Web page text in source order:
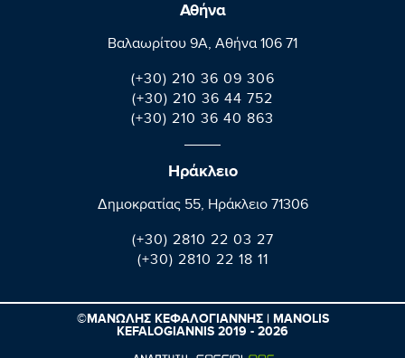
Αθήνα
Βαλαωρίτου 9A, Aθήνα 106 71
(+30) 210 36 09 306
(+30) 210 36 44 752
(+30) 210 36 40 863
Ηράκλειο
Δημοκρατίας 55, Ηράκλειο 71306
(+30) 2810 22 03 27
(+30) 2810 22 18 11
©ΜΑΝΩΛΗΣ ΚΕΦΑΛΟΓΙΑΝΝΗΣ | MANOLIS
KEFALOGIANNIS 2019 - 2026